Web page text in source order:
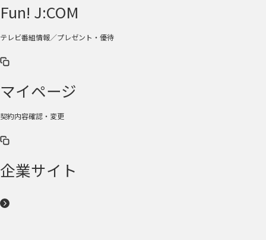
Fun! J:COM
テレビ番組情報／プレゼント・優待
マイページ
契約内容確認・変更
企業サイト